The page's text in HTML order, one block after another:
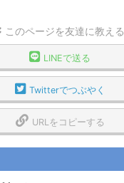
このページを友達に教える
LINEで送る
Twitterでつぶやく
URLをコピーする